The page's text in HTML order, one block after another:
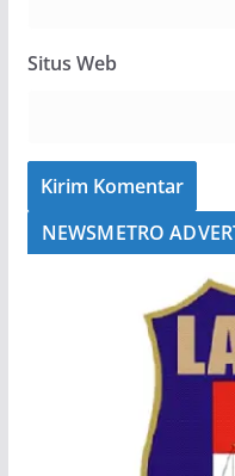
Situs Web
NEWSMETRO